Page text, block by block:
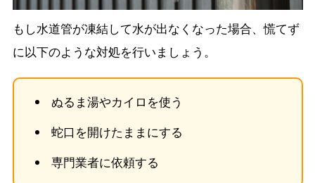
もし水道管が凍結して水が出なくなった場合、慌てず
に以下のような対処を行いましょう。
ぬるま湯やカイロを使う
蛇口を開けたままにする
専門業者に依頼する